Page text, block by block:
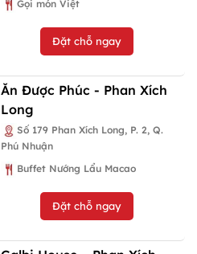
Gọi món Việt
Đặt chỗ ngay
Ăn Được Phúc - Phan Xích
Long
Số 179 Phan Xích Long, P. 2, Q.
Phú Nhuận
Buffet Nướng Lẩu Macao
Đặt chỗ ngay